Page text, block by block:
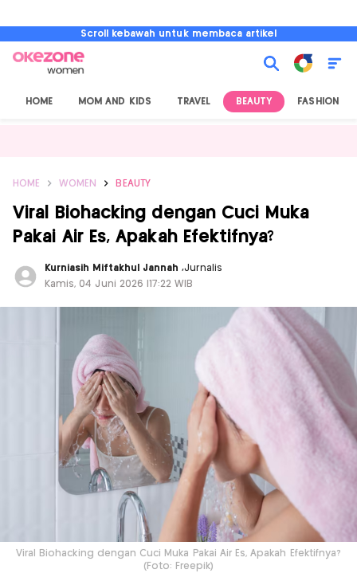
Scroll kebawah untuk membaca artikel
HOME MOM AND KIDS TRAVEL BEAUTY FASHION
HOME WOMEN BEAUTY
Viral Biohacking dengan Cuci Muka
Pakai Air Es, Apakah Efektifnya?
Kurniasih Miftakhul Jannah,Jurnalis
Kamis, 04 Juni 2026 |17:22 WIB
Viral Biohacking dengan Cuci Muka Pakai Air Es, Apakah Efektifnya?
(Foto: Freepik)